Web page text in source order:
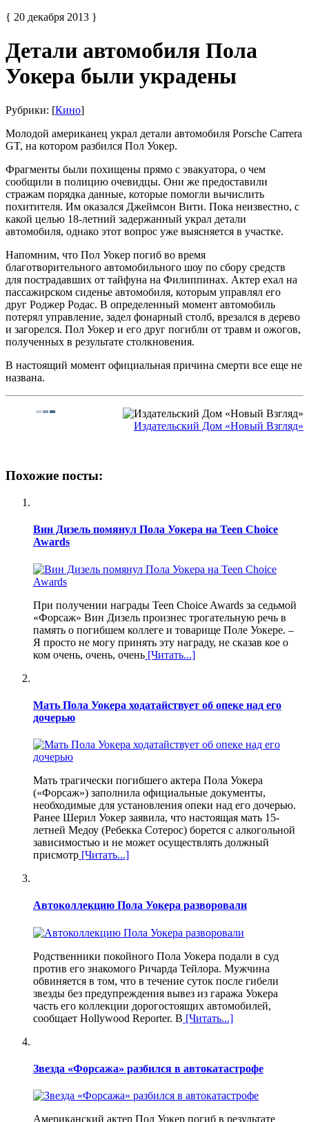
{ 20 декабря 2013 }
Детали автомобиля Пола
Уокера были украдены
Рубрики: [Кино]
Молодой американец украл детали автомобиля Porsche Carrera
GT, на котором разбился Пол Уокер.
Фрагменты были похищены прямо с эвакуатора, о чем
сообщили в полицию очевидцы. Они же предоставили
стражам порядка данные, которые помогли вычислить
похитителя. Им оказался Джеймсон Вити. Пока неизвестно, с
какой целью 18-летний задержанный украл детали
автомобиля, однако этот вопрос уже выясняется в участке.
Напомним, что Пол Уокер погиб во время
благотворительного автомобильного шоу по сбору средств
для пострадавших от тайфуна на Филиппинах. Актер ехал на
пассажирском сиденье автомобиля, которым управлял его
друг Роджер Родас. В определенный момент автомобиль
потерял управление, задел фонарный столб, врезался в дерево
и загорелся. Пол Уокер и его друг погибли от травм и ожогов,
полученных в результате столкновения.
В настоящий момент официальная причина смерти все еще не
названа.
Издательский Дом «Новый Взгляд»
Похожие посты:
Вин Дизель помянул Пола Уокера на Teen Choice
Awards
При получении награды Teen Choice Awards за седьмой
«Форсаж» Вин Дизель произнес трогательную речь в
память о погибшем коллеге и товарище Поле Уокере. –
Я просто не могу принять эту награду, не сказав кое о
ком очень, очень, очень [Читать...]
Мать Пола Уокера ходатайствует об опеке над его
дочерью
Мать трагически погибшего актера Пола Уокера
(«Форсаж») заполнила официальные документы,
необходимые для установления опеки над его дочерью.
Ранее Шерил Уокер заявила, что настоящая мать 15-
летней Медоу (Ребекка Сотерос) борется с алкогольной
зависимостью и не может осуществлять должный
присмотр [Читать...]
Автоколлекцию Пола Уокера разворовали
Родственники покойного Пола Уокера подали в суд
против его знакомого Ричарда Тейлора. Мужчина
обвиняется в том, что в течение суток после гибели
звезды без предупреждения вывез из гаража Уокера
часть его коллекции дорогостоящих автомобилей,
сообщает Hollywood Reporter. В [Читать...]
Звезда «Форсажа» разбился в автокатастрофе
Американский актер Пол Уокер погиб в результате